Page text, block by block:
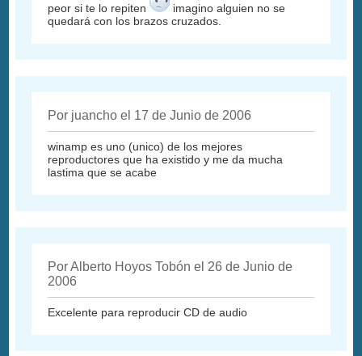
peor si te lo repiten
imagino alguien no se
quedará con los brazos cruzados.
Por juancho el 17 de Junio de 2006
winamp es uno (unico) de los mejores
reproductores que ha existido y me da mucha
lastima que se acabe
Por Alberto Hoyos Tobón el 26 de Junio de
2006
Excelente para reproducir CD de audio